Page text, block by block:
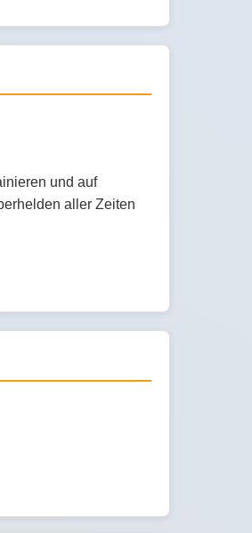
und auf
aller Zeiten